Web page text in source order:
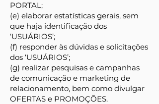
PORTAL;
(e) elaborar estatísticas gerais, sem
que haja identificação dos
‘USUÁRIOS’;
(f) responder às dúvidas e solicitações
dos ‘USUÁRIOS’;
(g) realizar pesquisas e campanhas
de comunicação e marketing de
relacionamento, bem como divulgar
OFERTAS e PROMOÇÕES.